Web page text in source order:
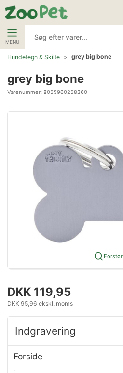
MENU
Hundetegn & Skilte grey big bone
grey big bone
Varenummer: 8055960258260
Forstør
DKK 119,95
DKK 95,96 ekskl. moms
Indgravering
Forside